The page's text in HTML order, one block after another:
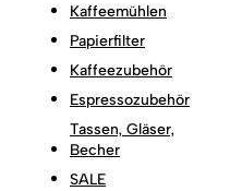
Kaffeemühlen
Papierfilter
Kaffeezubehör
Espressozubehör
Tassen, Gläser,
Becher
SALE